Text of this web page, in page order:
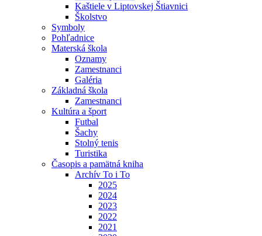
Kaštiele v Liptovskej Štiavnici
Školstvo
Symboly
Pohľadnice
Materská škola
Oznamy
Zamestnanci
Galéria
Základná škola
Zamestnanci
Kultúra a šport
Futbal
Šachy
Stolný tenis
Turistika
Časopis a pamätná kniha
Archív To i To
2025
2024
2023
2022
2021